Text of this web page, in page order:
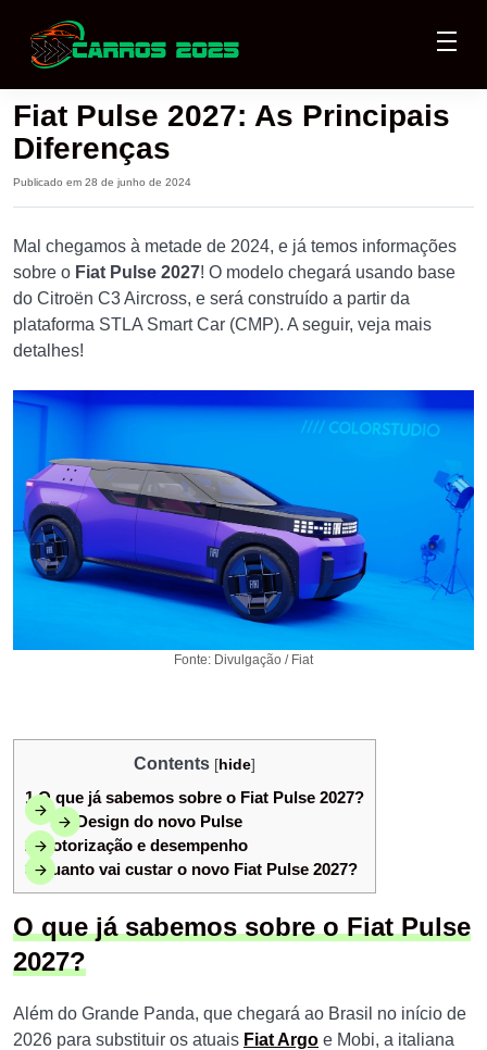
Fiat Pulse 2027: As Principais
Diferenças
Publicado em 28 de junho de 2024
Mal chegamos à metade de 2024, e já temos informações
sobre o Fiat Pulse 2027! O modelo chegará usando base
do Citroën C3 Aircross, e será construído a partir da
plataforma STLA Smart Car (CMP). A seguir, veja mais
detalhes!
Fonte: Divulgação / Fiat
Contents [hide]
1O que já sabemos sobre o Fiat Pulse 2027?
1.1 Design do novo Pulse
2 Motorização e desempenho
3 Quanto vai custar o novo Fiat Pulse 2027?
O que já sabemos sobre o Fiat Pulse
2027?
Além do Grande Panda, que chegará ao Brasil no início de
2026 para substituir os atuais Fiat Argo e Mobi, a italiana